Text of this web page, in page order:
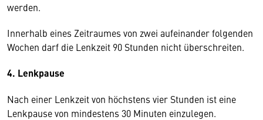
werden.
Innerhalb eines Zeitraumes von zwei aufeinander folgenden
Wochen darf die Lenkzeit 90 Stunden nicht überschreiten.
4. Lenkpause
Nach einer Lenkzeit von höchstens vier Stunden ist eine
Lenkpause von mindestens 30 Minuten einzulegen.